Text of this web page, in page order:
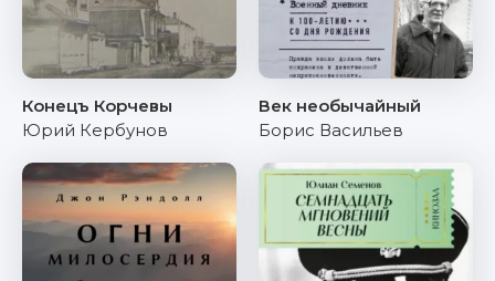
Конецъ Корчевы
Юрий Кербунов
Век необычайный
Борис Васильев